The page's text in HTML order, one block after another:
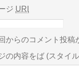
ジ URI
からのコメント投稿
の内容をば (スタイ